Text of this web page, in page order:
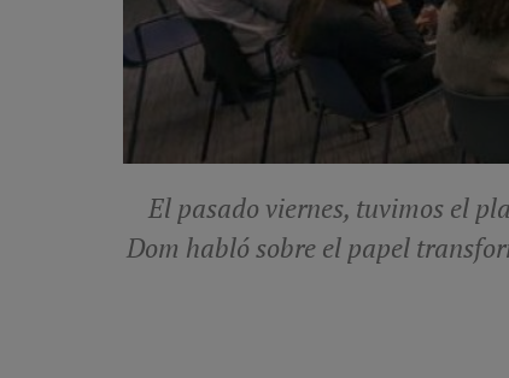
El pasado viernes, tuvimos el
Dom habló sobre el papel